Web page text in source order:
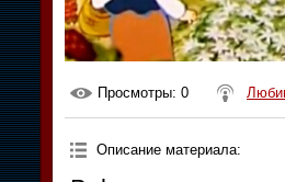
Просмотры: 0
Описание материала: